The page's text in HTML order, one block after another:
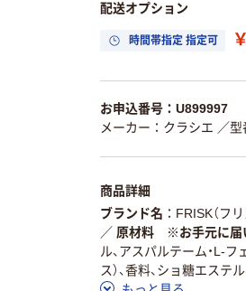
配送オプション
時間帯指定 指定可
お申込番号：U899997
メーカー：クラシエ ／
商品詳細
ブランド名 FRISK（フリ
／ 原材料 ※お手元に届
ル、アスパルテーム・L-
ス）、香料、ショ糖エステ